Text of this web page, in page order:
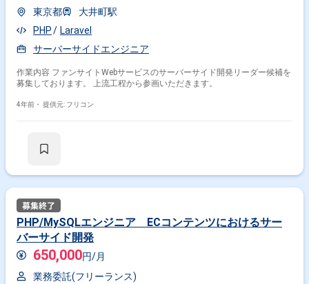
東京都
大井町駅
PHP
Laravel
サーバーサイドエンジニア
作業内容 ファンサイトWebサービスのサーバーサイド開発リーダー候補を
募集しております。 上流工程から参画いただきます。
4年前・ 提供元: フリコン
PHP/MySQLエンジニア ECコンテンツにおけるサー
バーサイド開発
650,000円/月
業務委託(フリーランス)